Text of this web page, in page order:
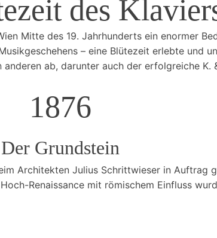
des
Mitte des 19. Jahrhunderts ein enormer
– eine Blütezeit erlebte und
ab, darunter auch der erfolgreiche
1876
Der Grundstein
Architekten Julius Schrittwieser in Auftrag
Renaissance mit römischem Einfluss